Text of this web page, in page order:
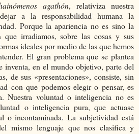
agathón, relativiza nuestra
a la responsabilidad humana la
Porque la apariencia no es sino la
que irradiamos, sobre las cosas y sus
ideales por medio de las que hemos
El gran problema que se plantea
inventa, en el mundo objetivo, parte del
de sus «presentaciones», consiste, sin
con que podemos elegir o pensar, es
Nuestra voluntad o inteligencia no es
o inteligencia pura, que actuase
o incontaminada. La subjetividad está
mismo lenguaje que nos clasifica y